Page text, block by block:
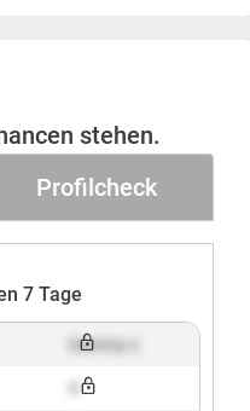
stehen.
Profilcheck
7 Tage
Dummy x